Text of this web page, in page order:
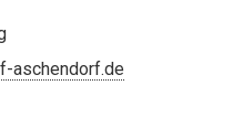
aschendorf.de